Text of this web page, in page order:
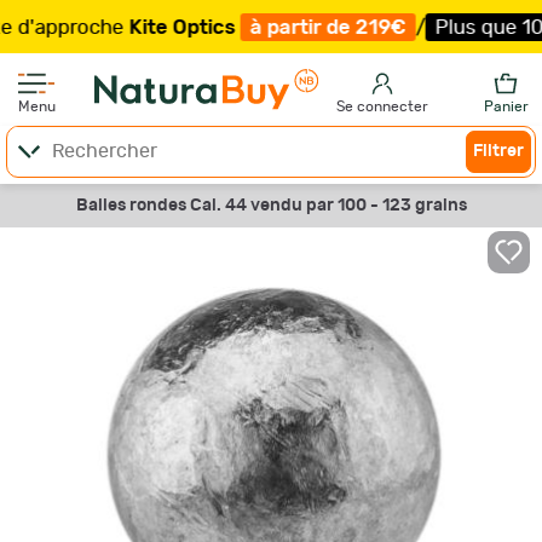
Kite Optics à partir de 219€ / Plus que 100
Menu Se connecter Panier
Filtrer
Balles rondes Cal. 44 vendu par 100 - 123 grains